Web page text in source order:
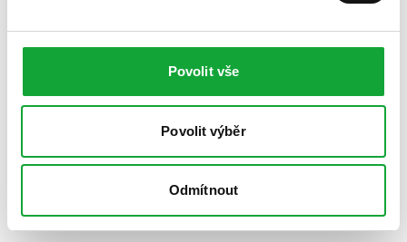
Povolit vše
Povolit výběr
Odmítnout